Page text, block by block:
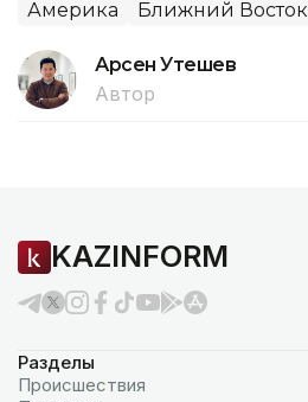
Америка Ближний Восток
Арсен Утешев
Автор
KAZINFORM
Разделы
Происшествия